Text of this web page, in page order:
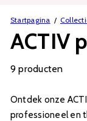
Startpagina
ACTIV
9 producten
Ontdek onze
professioneel en